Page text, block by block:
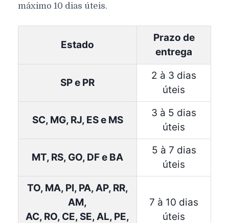
máximo 10 dias úteis.
Estado
Prazo de
entrega
SP e PR
2 à 3 dias
úteis
SC, MG, RJ, ES e MS
3 à 5 dias
úteis
MT, RS, GO, DF e BA
5 à 7 dias
úteis
TO, MA, PI, PA, AP, RR,
AM,
AC, RO, CE, SE, AL, PE,
7 à 10 dias
úteis